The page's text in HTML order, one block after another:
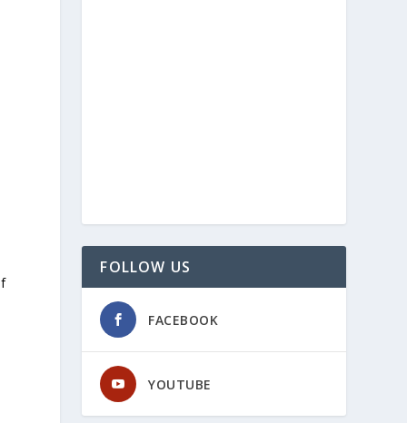
FOLLOW US
FACEBOOK
YOUTUBE